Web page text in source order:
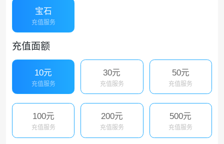
宝石
充值服务
充值面额
10元
充值服务
30元
充值服务
50元
充值服务
100元
充值服务
200元
充值服务
500元
充值服务